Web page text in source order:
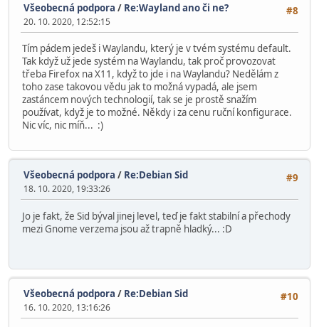
#8
Všeobecná podpora / Re:Wayland ano či ne?
20. 10. 2020, 12:52:15
Tím pádem jedeš i Waylandu, který je v tvém systému default.
Tak když už jede systém na Waylandu, tak proč provozovat
třeba Firefox na X11, když to jde i na Waylandu? Nedělám z
toho zase takovou vědu jak to možná vypadá, ale jsem
zastáncem nových technologií, tak se je prostě snažím
používat, když je to možné. Někdy i za cenu ruční konfigurace.
Nic víc, nic míň... :)
#9
Všeobecná podpora / Re:Debian Sid
18. 10. 2020, 19:33:26
Jo je fakt, že Sid býval jinej level, teď je fakt stabilní a přechody
mezi Gnome verzema jsou až trapně hladký... :D
#10
Všeobecná podpora / Re:Debian Sid
16. 10. 2020, 13:16:26